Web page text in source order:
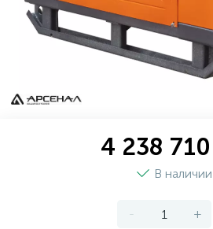
4 238
В наличии
- +